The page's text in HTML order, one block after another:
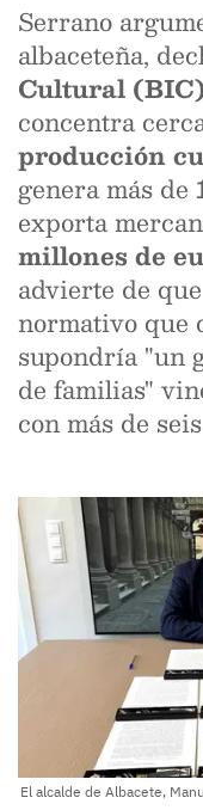
Serrano
albaceteña,
Cultural
concentra
producción
genera más de
exporta
millones de
advierte de
normativo que
supondría "un
de familias"
con más de
El alcalde de Albacete,